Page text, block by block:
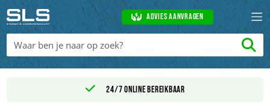
Advies aanvragen
24/7 online bereikbaar